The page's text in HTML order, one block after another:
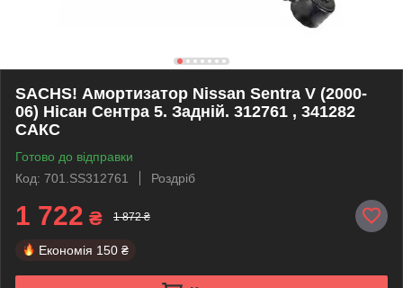
SACHS! Амортизатор Nissan Sentra V (2000-
06) Нісан Сентра 5. Задній. 312761 , 341282
САКС
Готово до відправки
Код: 701.SS312761
Роздріб
1 722 ₴ 1 872 ₴
Економія 150 ₴